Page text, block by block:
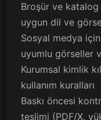
Broşür ve katalog
uygun dil ve
Sosyal medya
uyumlu görseller
Kurumsal kimlik
kullanım kuralları
Baskı öncesi
teslimi (PDF/X,